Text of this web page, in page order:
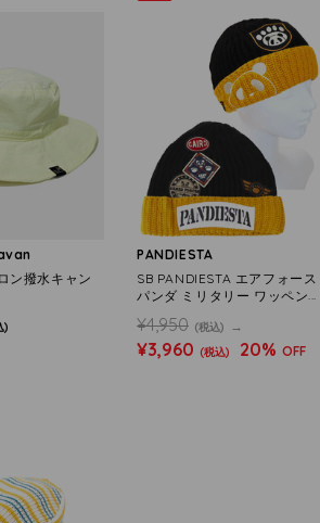
ン撥水キャン
)
PANDIESTA
SB PANDIESTA エアフォース
パンダ ミリタリー ワッペン ニ
S/WOMENS)
¥4,950 (税込)
¥3,960 (税込) 20% OFF